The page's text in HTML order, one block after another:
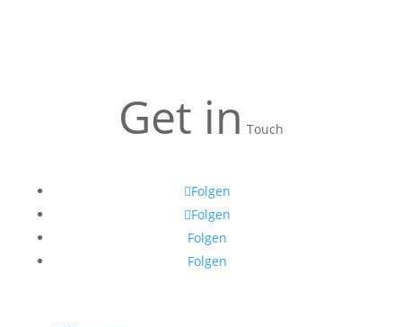
Get in Touch
Folgen
Folgen
Folgen
Folgen